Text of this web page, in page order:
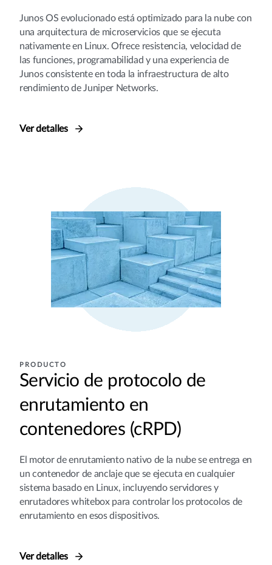
Junos OS evolucionado está optimizado para la nube con
una arquitectura de microservicios que se ejecuta
nativamente en Linux. Ofrece resistencia, velocidad de
las funciones, programabilidad y una experiencia de
Junos consistente en toda la infraestructura de alto
rendimiento de Juniper Networks.
Ver detalles
PRODUCTO
Servicio de protocolo de
enrutamiento en
contenedores (cRPD)
El motor de enrutamiento nativo de la nube se entrega en
un contenedor de anclaje que se ejecuta en cualquier
sistema basado en Linux, incluyendo servidores y
enrutadores whitebox para controlar los protocolos de
enrutamiento en esos dispositivos.
Ver detalles